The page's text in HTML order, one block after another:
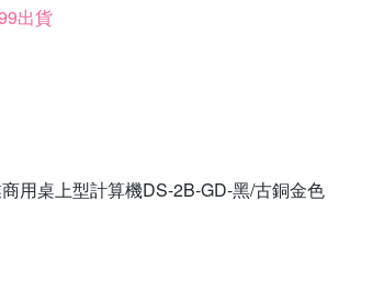
出貨
用桌上型計算機DS-2B-GD-黑/古銅金色